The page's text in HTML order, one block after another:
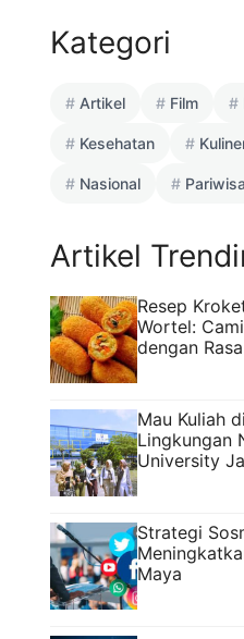
Kategori
Artikel Film
Kesehatan
Nasional
Artikel
Resep
Wortel:
dengan
Mau Kuliah
Lingkungan
University
Strategi
Maya